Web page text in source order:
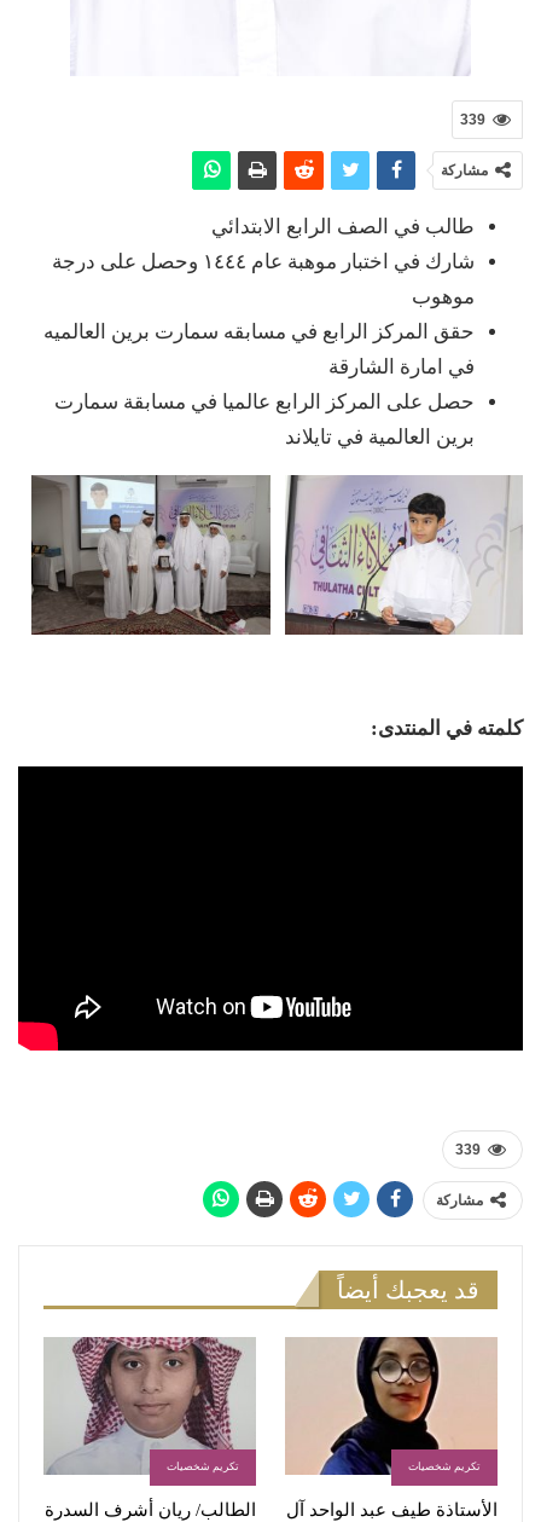
339
مشاركة
طالب في الصف الرابع الابتدائي
شارك في اختبار موهبة عام ١٤٤٤ وحصل على درجة
موهوب
حقق المركز الرابع في مسابقه سمارت برين العالميه
في امارة الشارقة
حصل على المركز الرابع عالميا في مسابقة سمارت
برين العالمية في تايلاند
كلمته في المنتدى:
339
مشاركة
قد يعجبك أيضاً
تكريم شخصيات
الأستاذة طیف عبد الواحد آل
تكريم شخصيات
الطالب/ ريان أشرف السدرة